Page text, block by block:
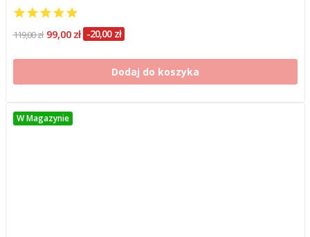
119,00 zł 99,00 zł -20,00 zł
Dodaj do koszyka
W Magazynie